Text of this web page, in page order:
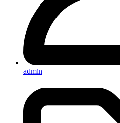
admin